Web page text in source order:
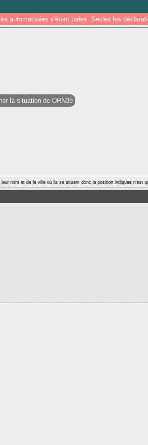
automatisées s'étant taries. Seules les
la situation de ORN38
nom et de la ville où ils se situent donc la position indiquée n'est